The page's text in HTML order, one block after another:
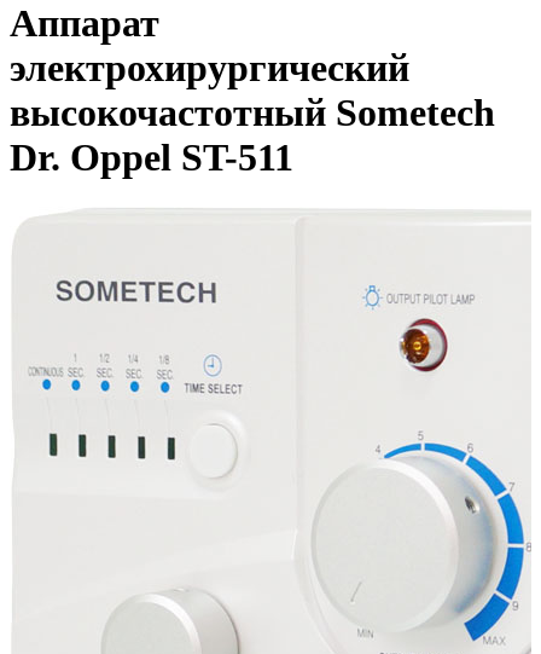
Аппарат
электрохирургический
высокочастотный Sometech
Dr. Oppel ST-511